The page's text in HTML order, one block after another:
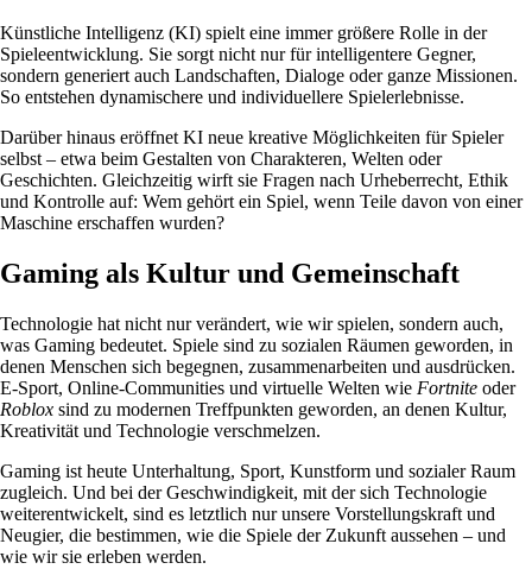
Künstliche Intelligenz (KI) spielt eine immer größere Rolle in der
Spieleentwicklung. Sie sorgt nicht nur für intelligentere Gegner,
sondern generiert auch Landschaften, Dialoge oder ganze Missionen.
So entstehen dynamischere und individuellere Spielerlebnisse.
Darüber hinaus eröffnet KI neue kreative Möglichkeiten für Spieler
selbst – etwa beim Gestalten von Charakteren, Welten oder
Geschichten. Gleichzeitig wirft sie Fragen nach Urheberrecht, Ethik
und Kontrolle auf: Wem gehört ein Spiel, wenn Teile davon von einer
Maschine erschaffen wurden?
Gaming als Kultur und Gemeinschaft
Technologie hat nicht nur verändert, wie wir spielen, sondern auch,
was Gaming bedeutet. Spiele sind zu sozialen Räumen geworden, in
denen Menschen sich begegnen, zusammenarbeiten und ausdrücken.
E-Sport, Online-Communities und virtuelle Welten wie Fortnite oder
Roblox sind zu modernen Treffpunkten geworden, an denen Kultur,
Kreativität und Technologie verschmelzen.
Gaming ist heute Unterhaltung, Sport, Kunstform und sozialer Raum
zugleich. Und bei der Geschwindigkeit, mit der sich Technologie
weiterentwickelt, sind es letztlich nur unsere Vorstellungskraft und
Neugier, die bestimmen, wie die Spiele der Zukunft aussehen – und
wie wir sie erleben werden.